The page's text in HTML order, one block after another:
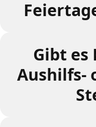
Gibt es
Aushilfs-